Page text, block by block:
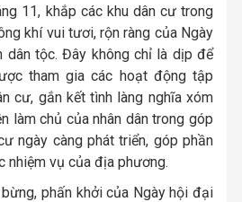
11, khắp các khu dân cư trong
khí vui tươi, rộn ràng của Ngày
dân tộc. Đây không chỉ là dịp để
tham gia các hoạt động tập
cư, gắn kết tình làng nghĩa xóm
làm chủ của nhân dân trong góp
ngày càng phát triển, góp phần
nhiệm vụ của địa phương.
phấn khởi của Ngày hội đại